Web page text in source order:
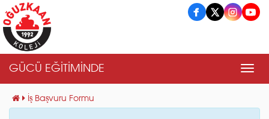
GÜCÜ EĞİTİMİNDE
İş Başvuru Formu